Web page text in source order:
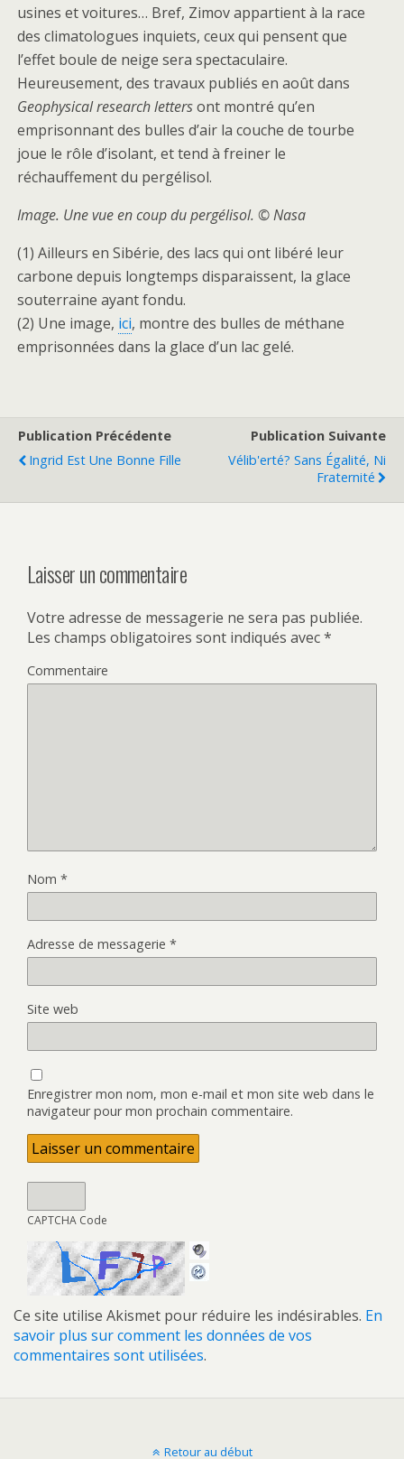
usines et voitures… Bref, Zimov appartient à la race
des climatologues inquiets, ceux qui pensent que
l’effet boule de neige sera spectaculaire.
Heureusement, des travaux publiés en août dans
Geophysical research lettersont montré qu’en
emprisonnant des bulles d’air la couche de tourbe
joue le rôle d’isolant, et tend à freiner le
réchauffement du pergélisol.
Image. Une vue en coup du pergélisol. © Nasa
(1) Ailleurs en Sibérie, des lacs qui ont libéré leur
carbone depuis longtemps disparaissent, la glace
souterraine ayant fondu.
(2) Une image, ici, montre des bulles de méthane
emprisonnées dans la glace d’un lac gelé.
Publication Précédente
Ingrid Est Une Bonne Fille
Publication Suivante
Vélib'erté? Sans Égalité, Ni
Fraternité
Laisser un commentaire
Votre adresse de messagerie ne sera pas publiée.
Les champs obligatoires sont indiqués avec*
Commentaire
Nom *
Adresse de messagerie *
Site web
Enregistrer mon nom, mon e-mail et mon site web dans le
navigateur pour mon prochain commentaire.
CAPTCHA Code
Ce site utilise Akismet pour réduire les indésirables. En
savoir plus sur comment les données de vos
commentaires sont utilisées.
Retour au début